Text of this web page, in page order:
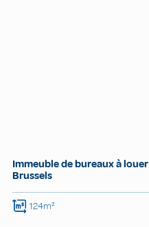
Immeuble de bureaux à louer
Brussels
124m²